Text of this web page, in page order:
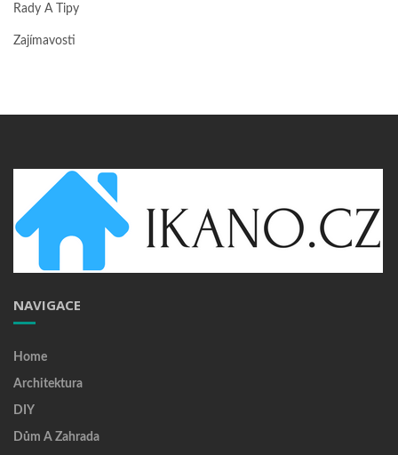
Rady A Tipy
Zajímavosti
NAVIGACE
Home
Architektura
DIY
Dům A Zahrada